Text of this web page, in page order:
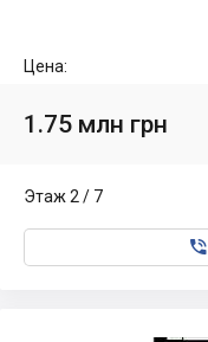
Цена:
1.75 млн грн
Этаж 2 / 7
